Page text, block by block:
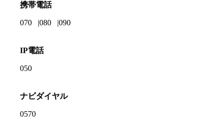
携帯電話
070 080 090
IP電話
050
ナビダイヤル
0570